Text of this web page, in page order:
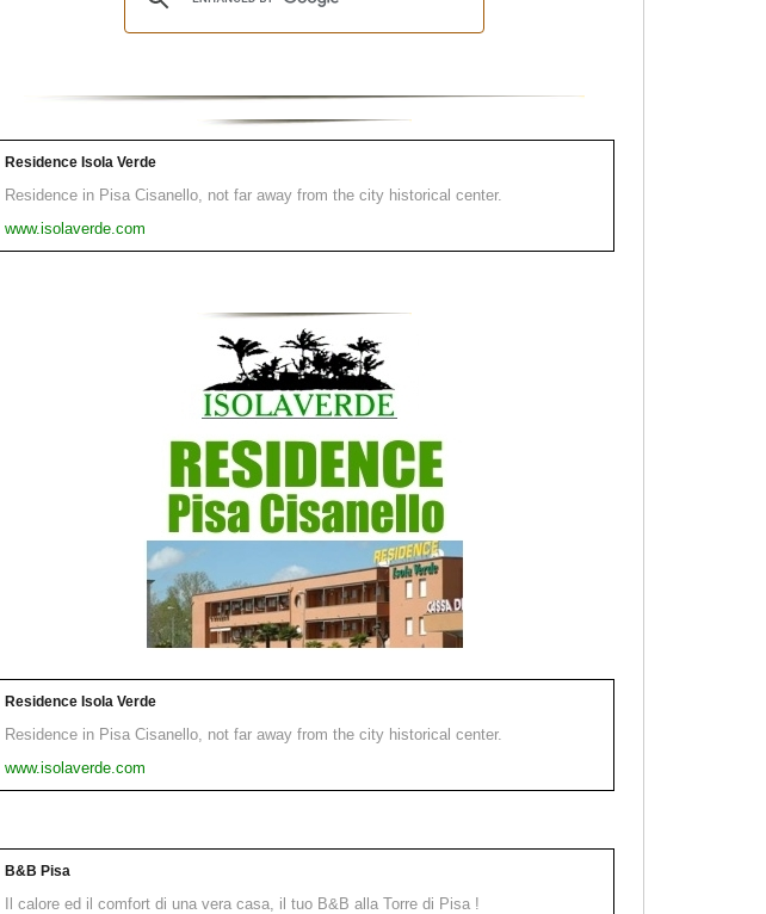
Residence Isola Verde
Residence in Pisa Cisanello, not far away from the city historical center.
www.isolaverde.com
Residence Isola Verde
Residence in Pisa Cisanello, not far away from the city historical center.
www.isolaverde.com
B&B Pisa
Il calore ed il comfort di una vera casa, il tuo B&B alla Torre di Pisa !